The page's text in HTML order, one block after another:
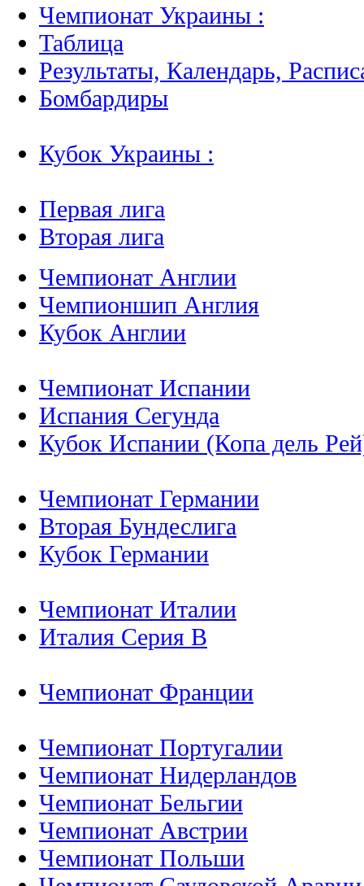
Чемпионат Украины :
Таблица
Результаты, Календарь,
Бомбардиры
Кубок Украины :
Первая лига
Вторая лига
Чемпионат Англии
Чемпионшип Англия
Кубок Англии
Чемпионат Испании
Испания Сегунда
Кубок Испании (Копа дель
Чемпионат Германии
Вторая Бундеслига
Кубок Германии
Чемпионат Италии
Италия Серия B
Чемпионат Франции
Чемпионат Португалии
Чемпионат Нидерландов
Чемпионат Бельгии
Чемпионат Австрии
Чемпионат Польши